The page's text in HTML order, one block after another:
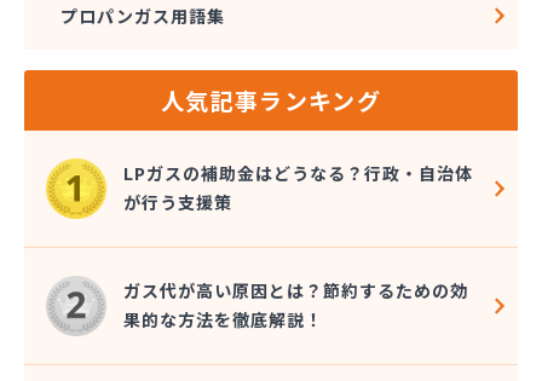
株式会社ガスキット
株式会社ガステム
株式会社ガスパル 岡崎販売所
株式会社カネコ
株式会社カネ庄
株式会社クラシアン岡崎支社
株式会社コクネ
株式会社コザカヤ 春日井営業所
株式会社コジマガス
株式会社コジマガス ライフアップサポート
株式会社コンプロ産工
株式会社シェル石油豊橋LPG充填工場
プロパンガス用語集
人気記事ランキング
LPガスの補助金はどうなる？行政・自治体
が行う支援策
ガス代が高い原因とは？節約するための効
果的な方法を徹底解説！